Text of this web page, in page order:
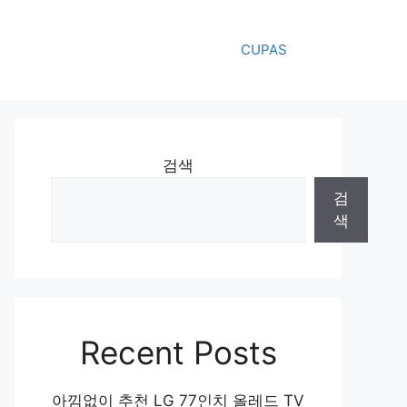
CUPAS
검색
검
색
Recent Posts
아낌없이 추천 LG 77인치 올레드 TV